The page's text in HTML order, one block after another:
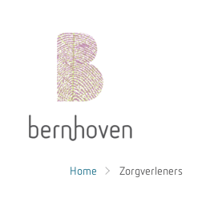
Home Zorgverleners